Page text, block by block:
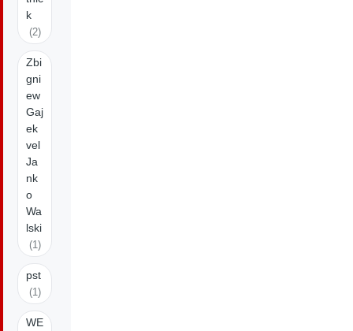
k
(2)
Zbi
gni
ew
Gaj
ek
vel
Ja
nk
o
Wa
lski
(1)
pst
(1)
WE